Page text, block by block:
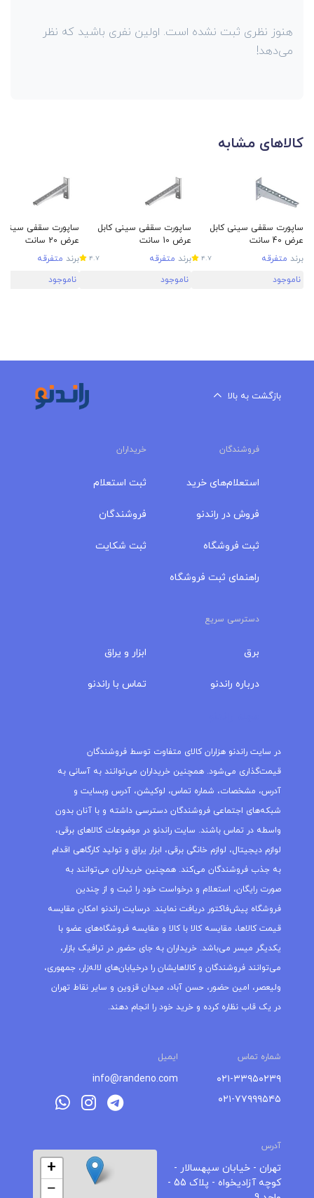
هنوز نظری ثبت نشده است. اولین نفری باشید که نظر
می‌دهد!
کالاهای مشابه
ساپورت سقفی سینی کابل
عرض 40 سانت
برند متفرقه 4.7
ناموجود
ساپورت سقفی سینی کابل
عرض 10 سانت
برند متفرقه 4.7
ناموجود
ساپورت سقفی سینی
عرض 20 سانت
برند متفرقه
ناموجود
بازگشت به بالا
فروشندگان خریداران
استعلام‌های خرید
فروش در راندنو
ثبت فروشگاه
راهنمای ثبت فروشگاه
ثبت استعلام
فروشندگان
ثبت شکایت
دسترسی سریع
برق
درباره‌ راندنو
ابزار و یراق
تماس با راندنو
در سایت راندنو هزاران کالای متفاوت توسط فروشندگان
قیمت‌گذاری می‌شود. همچنین خریداران می‌توانند به آسانی به
آدرس، مشخصات، شماره تماس، لوکیشن، آدرس وبسایت و
شبکه‌های اجتماعی فروشندگان دسترسی داشته و با آنان بدون
واسطه در تماس باشند. سایت راندنو در موضوعات کالاهای برقی،
لوازم دیجیتال، لوازم خانگی برقی، ابزار یراق و تولید کارگاهی اقدام
به جذب فروشندگان می‌کند. همچنین خریداران می‌توانند به
صورت رایگان، استعلام و درخواست خود را ثبت و از چندین
فروشگاه پیش‌فاکتور دریافت نمایند. درسایت راندنو امکان مقایسه
قیمت کالاها، مقایسه کالا با کالا و مقایسه فروشگاه‌های عضو با
یکدیگر میسر می‌باشد. خریداران به جای حضور در ترافیک بازار،
می‌توانند فروشندگان و کالاهایشان را درخیابان‌های لاله‌زار، جمهوری،
ولیعصر، امین حضور، حسن آباد، میدان قزوین و سایر نقاط تهران
در یک قاب نظاره کرده و خرید خود را انجام دهند.
شماره تماس ایمیل
۰۲۱-۳۳۹۵۰۲۳۹
۰۲۱-۷۷۹۹۹۵۴۵
info@randeno.com
آدرس
تهران - خیابان سپهسالار -
کوچه آزادیخواه - پلاک 55 -
+
−